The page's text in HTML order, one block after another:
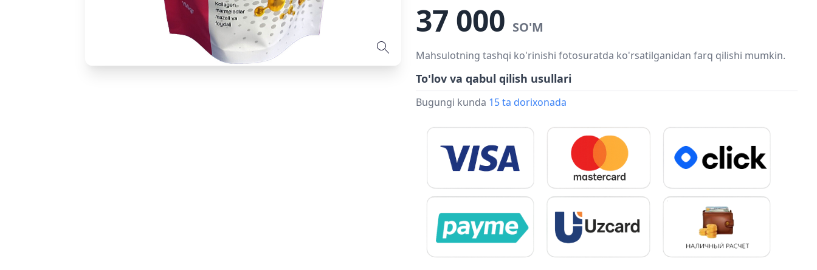
37 000 SO'M
Mahsulotning tashqi ko'rinishi fotosuratda ko'rsatilganidan farq qilishi mumkin.
To'lov va qabul qilish usullari
Bugungi kunda 15 ta dorixonada